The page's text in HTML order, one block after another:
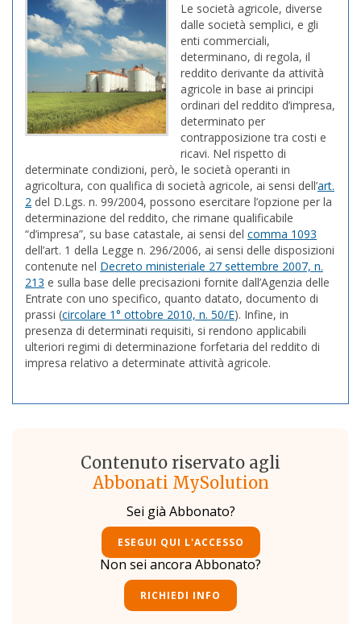
Le società agricole, diverse
dalle società semplici, e gli
enti commerciali,
determinano, di regola, il
reddito derivante da attività
agricole in base ai principi
ordinari del reddito d’impresa,
determinato per
contrapposizione tra costi e
ricavi. Nel rispetto di
determinate condizioni, però, le società operanti in
agricoltura, con qualifica di società agricole, ai sensi dell’art.
2 del D.Lgs. n. 99/2004, possono esercitare l’opzione per la
determinazione del reddito, che rimane qualificabile
“d’impresa”, su base catastale, ai sensi del comma 1093
dell’art. 1 della Legge n. 296/2006, ai sensi delle disposizioni
contenute nel Decreto ministeriale 27 settembre 2007, n.
213 e sulla base delle precisazioni fornite dall’Agenzia delle
Entrate con uno specifico, quanto datato, documento di
prassi (circolare 1° ottobre 2010, n. 50/E). Infine, in
presenza di determinati requisiti, si rendono applicabili
ulteriori regimi di determinazione forfetaria del reddito di
impresa relativo a determinate attività agricole.
Contenuto riservato agli
Abbonati MySolution
Sei già Abbonato?
ESEGUI QUI L'ACCESSO
Non sei ancora Abbonato?
RICHIEDI INFO